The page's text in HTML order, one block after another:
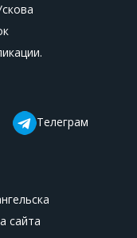
Телеграм
сайта